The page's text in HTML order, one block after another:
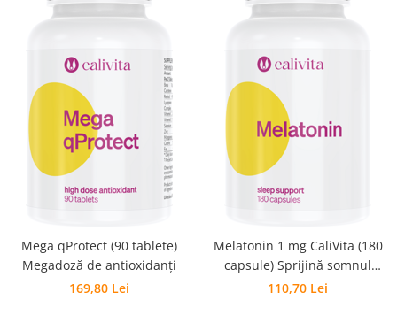
Mega qProtect (90 tablete)
Megadoză de antioxidanţi
169,80 Lei
Melatonin 1 mg CaliVita (180
capsule) Sprijină somnul
natural
110,70 Lei